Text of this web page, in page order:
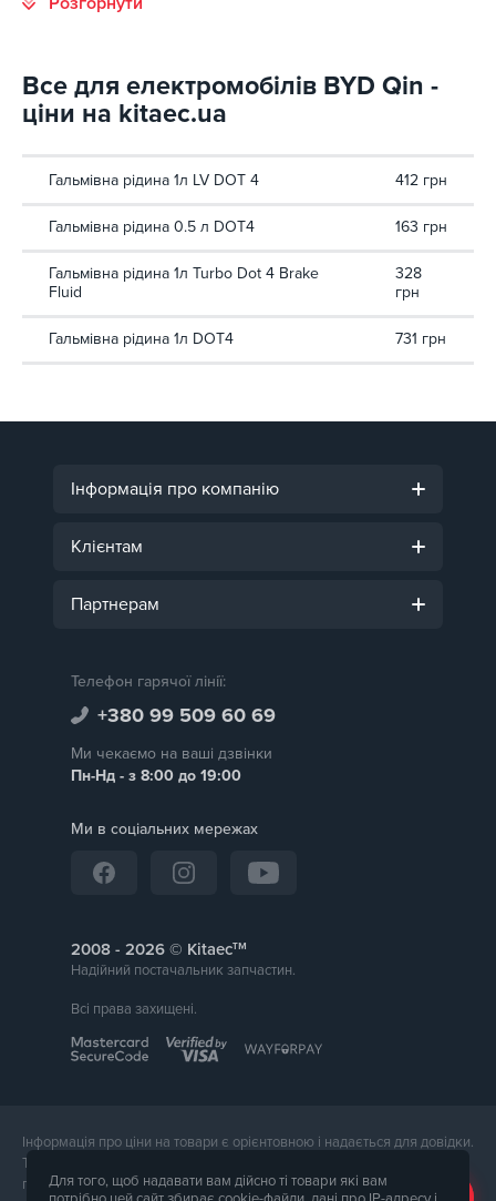
Все для електромобілів BYD Qin -
ціни на kitaec.ua
Гальмівна рідина 1л LV DOT 4 412 грн
Гальмівна рідина 0.5 л DOT4 163 грн
Гальмівна рідина 1л Turbo Dot 4 Brake
Fluid
328
грн
Гальмівна рідина 1л DOT4 731 грн
Інформація про компанію
Клієнтам
Партнерам
Телефон гарячої лінії:
+380 99 509 60 69
Ми чекаємо на ваші дзвінки
Пн-Нд - з 8:00 до 19:00
Ми в соціальних мережах
2008 - © Kitaecтм
Надійний постачальник запчастин.
Всі права захищені.
Інформація про ціни на товари є орієнтовною і надається для довідки.
Точна вартість товару буде названа менеджером магазину при
підтвердження замовлення. Зовнішній вигляд і комплектація товару
Для того, щоб надавати вам дійсно ті товари які вам